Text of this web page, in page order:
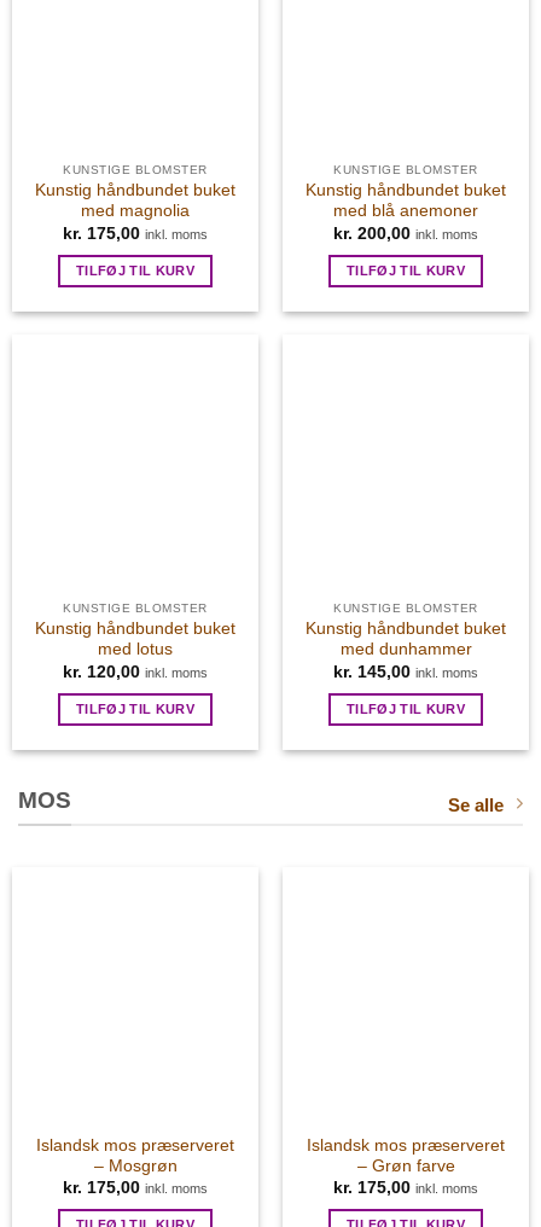
KUNSTIGE BLOMSTER
Kunstig håndbundet buket
med magnolia
kr. 175,00 inkl. moms
TILFØJ TIL KURV
KUNSTIGE BLOMSTER
Kunstig håndbundet buket
med blå anemoner
kr. 200,00 inkl. moms
TILFØJ TIL KURV
KUNSTIGE BLOMSTER
Kunstig håndbundet buket
med lotus
kr. 120,00 inkl. moms
TILFØJ TIL KURV
KUNSTIGE BLOMSTER
Kunstig håndbundet buket
med dunhammer
kr. 145,00 inkl. moms
TILFØJ TIL KURV
MOS Se alle
Islandsk mos præserveret
– Mosgrøn
kr. 175,00 inkl. moms
Islandsk mos præserveret
– Grøn farve
kr. 175,00 inkl. moms